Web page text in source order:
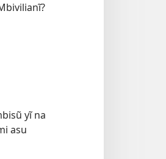
yĩ na
asu